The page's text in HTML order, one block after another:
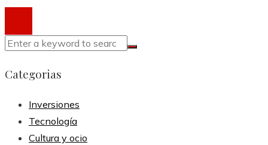
Categorias
Inversiones
Tecnología
Cultura y ocio